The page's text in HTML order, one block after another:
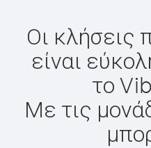
Οι κλήσεις
είναι
το
Με τις